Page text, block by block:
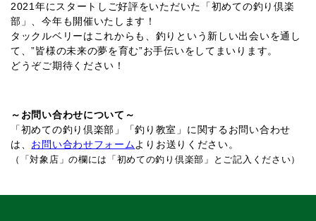
2021年にスタートしご好評をいただいた「初めての釣り倶楽
部」、今年も開催いたします！
タックルベリーはこれからも、釣りという新しい出会いを通し
て、”皆様の未来の夢を育む”お手伝いをしてまいります。
どうぞご期待ください！
～お問い合わせについて～
「初めての釣り倶楽部」「釣り教室」に関するお問い合わせ
は、 お問い合わせフォームよりお送りください。
（「対象店」の欄には「初めての釣り倶楽部」とご記入ください）